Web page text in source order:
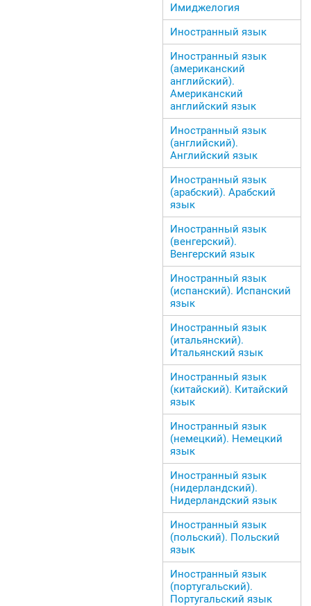
Имиджелогия
Иностранный язык
Иностранный язык
(американский
английский).
Американский
английский язык
Иностранный язык
(английский).
Английский язык
Иностранный язык
(арабский). Арабский
язык
Иностранный язык
(венгерский).
Венгерский язык
Иностранный язык
(испанский). Испанский
язык
Иностранный язык
(итальянский).
Итальянский язык
Иностранный язык
(китайский). Китайский
язык
Иностранный язык
(немецкий). Немецкий
язык
Иностранный язык
(нидерландский).
Нидерландский язык
Иностранный язык
(польский). Польский
язык
Иностранный язык
(португальский).
Португальский язык